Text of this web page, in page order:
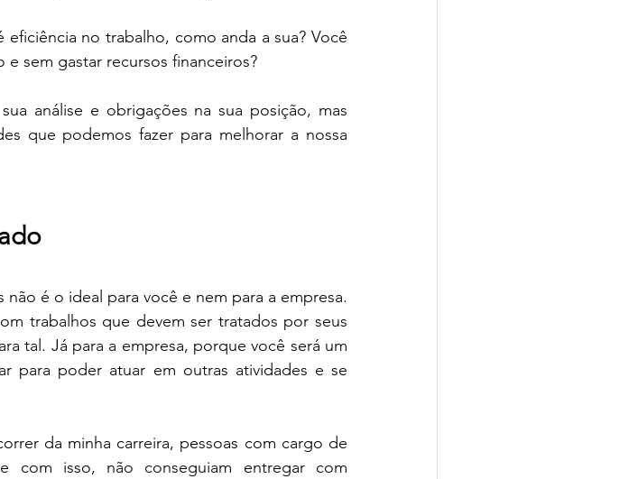
no trabalho, como anda a sua? Você
sem gastar recursos financeiros?
análise e obrigações na sua posição, mas
que podemos fazer para melhorar a nossa
é o ideal para você e nem para a empresa.
trabalhos que devem ser tratados por seus
tal. Já para a empresa, porque você será um
para poder atuar em outras atividades e se
da minha carreira, pessoas com cargo de
com isso, não conseguiam entregar com